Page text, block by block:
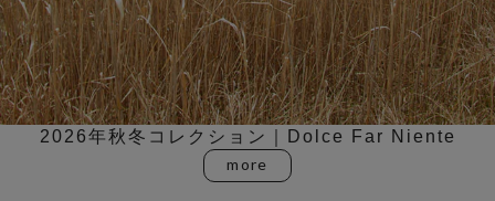
2026年秋冬コレクション｜Dolce Far Niente
遊び心と好奇心の赴くがままに旅に出よう｜
COMODA
MAX50%OFF｜FINAL SALE
COLLECTION LINE｜CRESPA
気分や荷物の量に合わせて、自由に形を変えられ
るミニボストン
チョコレートの包み紙のように上品で甘美なデザ
イン